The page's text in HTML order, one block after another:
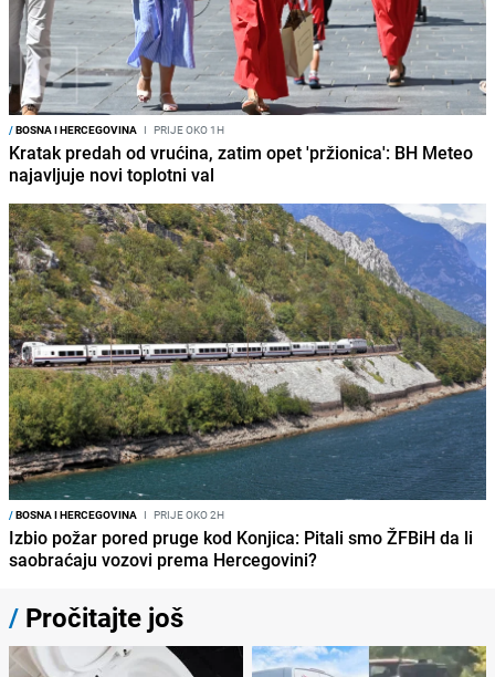
/BOSNA I HERCEGOVINA I PRIJE OKO 1H
Kratak predah od vrućina, zatim opet 'pržionica': BH Meteo
najavljuje novi toplotni val
/BOSNA I HERCEGOVINA I PRIJE OKO 2H
Izbio požar pored pruge kod Konjica: Pitali smo ŽFBiH da li
saobraćaju vozovi prema Hercegovini?
/ Pročitajte još